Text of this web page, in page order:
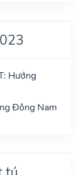
Hướng
Đông Nam